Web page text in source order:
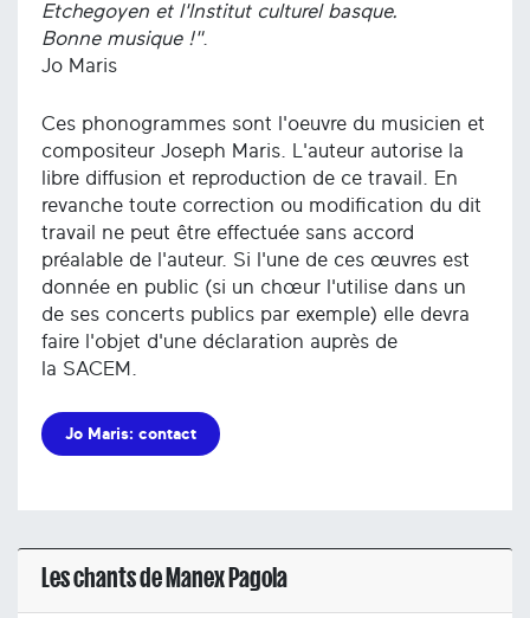
Etchegoyen et l'Institut culturel basque.
Bonne musique !".
Jo Maris
Ces phonogrammes sont l'oeuvre du musicien et
compositeur Joseph Maris. L'auteur autorise la
libre diffusion et reproduction de ce travail. En
revanche toute correction ou modification du dit
travail ne peut être effectuée sans accord
préalable de l'auteur. Si l'une de ces œuvres est
donnée en public (si un chœur l'utilise dans un
de ses concerts publics par exemple) elle devra
faire l'objet d'une déclaration auprès de
la SACEM.
Jo Maris: contact
Les chants de Manex Pagola